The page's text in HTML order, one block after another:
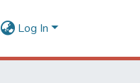
Log In